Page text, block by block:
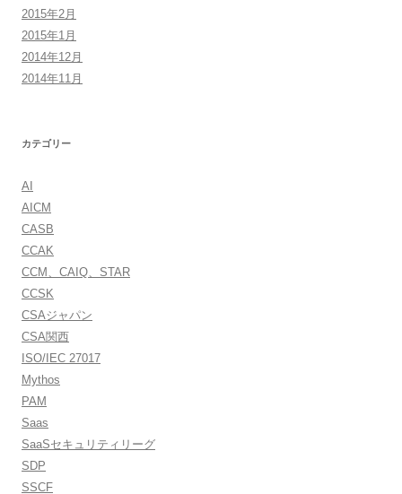
2015年2月
2015年1月
2014年12月
2014年11月
カテゴリー
AI
AICM
CASB
CCAK
CCM、CAIQ、STAR
CCSK
CSAジャパン
CSA関西
ISO/IEC 27017
Mythos
PAM
Saas
SaaSセキュリティリーグ
SDP
SSCF